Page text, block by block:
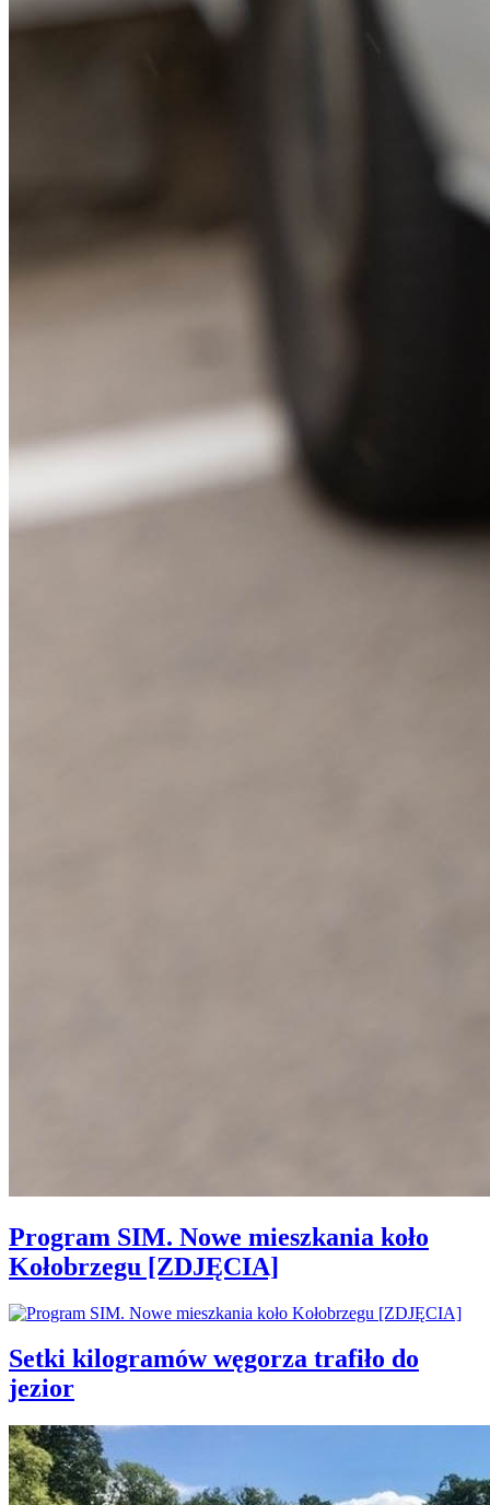
Program SIM. Nowe mieszkania koło
Kołobrzegu [ZDJĘCIA]
Setki kilogramów węgorza trafiło do
jezior